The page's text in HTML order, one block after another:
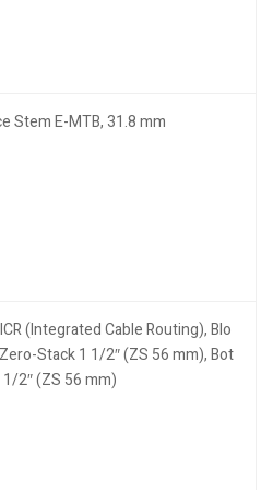
Stem E-MTB, 31.8 mm
(Integrated Cable Routing), Blo
Stack 1 1/2″ (ZS 56 mm), Bot
2″ (ZS 56 mm)